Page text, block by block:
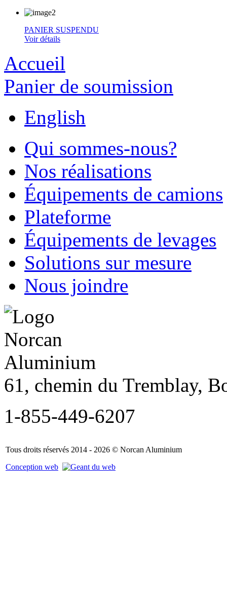
PANIER SUSPENDU
Voir détails
Accueil
Panier de soumission
English
Qui sommes-nous?
Nos réalisations
Équipements de camions
Plateforme
Équipements de levages
Solutions sur mesure
Nous joindre
61, chemin du Tremblay,
1-855-449-6207
Tous droits réservés 2014 - 2026 © Norcan Aluminium
Conception web